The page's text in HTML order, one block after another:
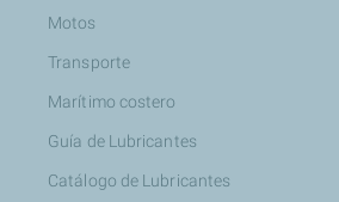
Motos
Transporte
Marítimo costero
Guía de Lubricantes
Catálogo de Lubricantes